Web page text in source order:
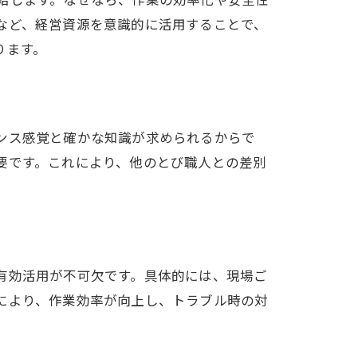
、経営資源を意識的に活用することで、
す。
感覚と確かな知識が求められるからで
す。これにより、他のとび職人との差別
活用が不可欠です。具体的には、現場ご
り、作業効率が向上し、トラブル時の対